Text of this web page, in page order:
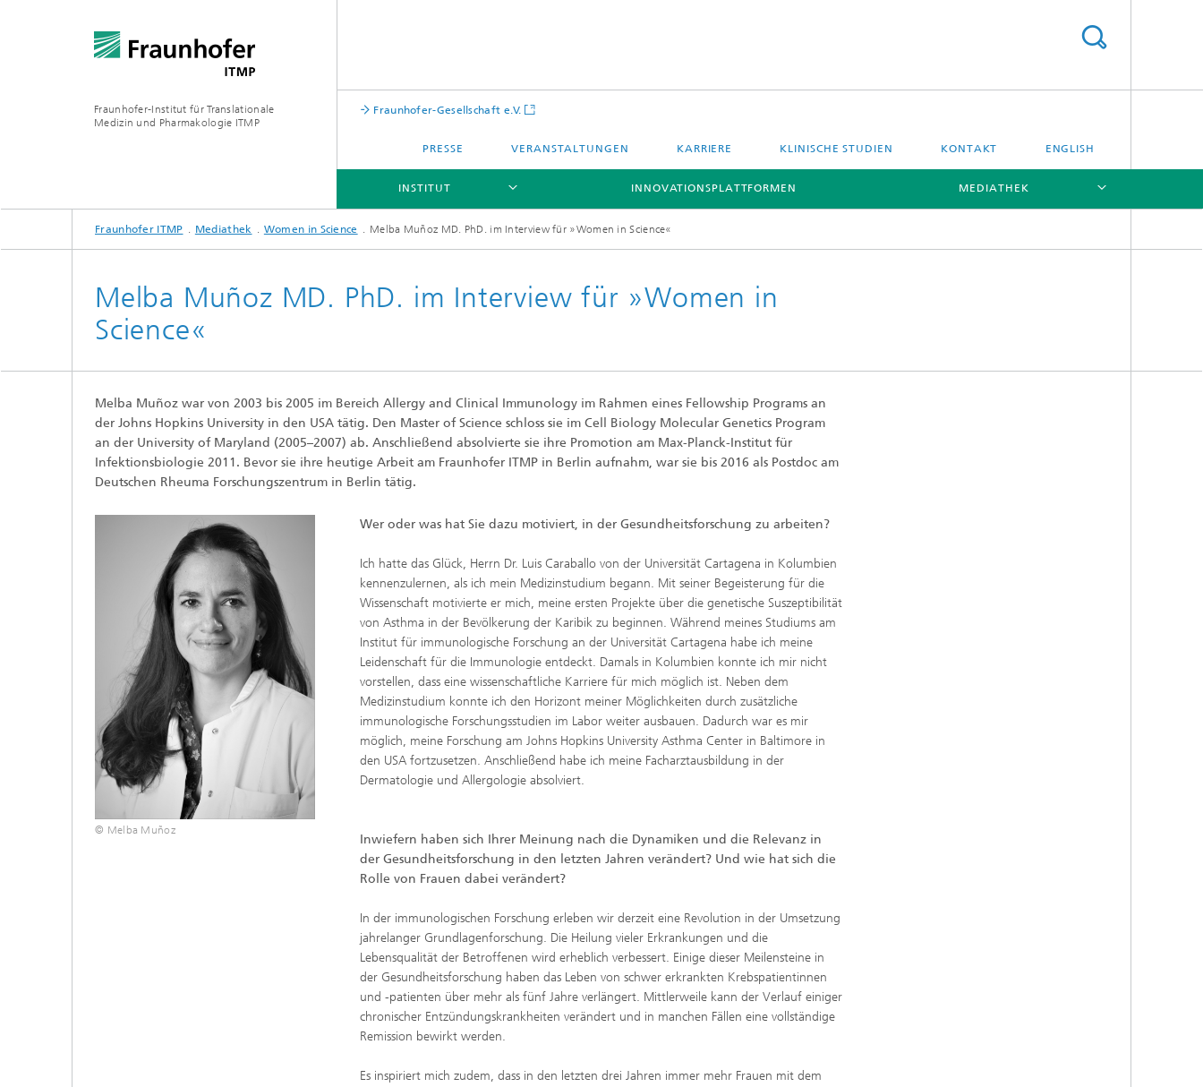
Fraunhofer-Institut für Translationale
Medizin und Pharmakologie ITMP
Fraunhofer-Gesellschaft e.V.
PRESSE VERANSTALTUNGEN KARRIERE KLINISCHE STUDIEN KONTAKT ENGLISH
INSTITUT
INSTITUT
Standort Göttingen
INNOVATIONSPLATTFORMEN MEDIATHEK
MEDIATHEK
Fraunhofer ITMP Mediathek Women in Science Melba Muñoz MD. PhD. im Interview für »Women in Science«
Melba Muñoz MD. PhD. im Interview für »Women in
Science«
Melba Muñoz war von 2003 bis 2005 im Bereich Allergy and Clinical Immunology im Rahmen eines Fellowship Programs an
der Johns Hopkins University in den USA tätig. Den Master of Science schloss sie im Cell Biology Molecular Genetics Program
an der University of Maryland (2005–2007) ab. Anschließend absolvierte sie ihre Promotion am Max-Planck-Institut für
Infektionsbiologie 2011. Bevor sie ihre heutige Arbeit am Fraunhofer ITMP in Berlin aufnahm, war sie bis 2016 als Postdoc am
Deutschen Rheuma Forschungszentrum in Berlin tätig.
© Melba Muñoz
Wer oder was hat Sie dazu motiviert, in der Gesundheitsforschung zu arbeiten?
Ich hatte das Glück, Herrn Dr. Luis Caraballo von der Universität Cartagena in Kolumbien
kennenzulernen, als ich mein Medizinstudium begann. Mit seiner Begeisterung für die
Wissenschaft motivierte er mich, meine ersten Projekte über die genetische Suszeptibilität
von Asthma in der Bevölkerung der Karibik zu beginnen. Während meines Studiums am
Institut für immunologische Forschung an der Universität Cartagena habe ich meine
Leidenschaft für die Immunologie entdeckt. Damals in Kolumbien konnte ich mir nicht
vorstellen, dass eine wissenschaftliche Karriere für mich möglich ist. Neben dem
Medizinstudium konnte ich den Horizont meiner Möglichkeiten durch zusätzliche
immunologische Forschungsstudien im Labor weiter ausbauen. Dadurch war es mir
möglich, meine Forschung am Johns Hopkins University Asthma Center in Baltimore in
den USA fortzusetzen. Anschließend habe ich meine Facharztausbildung in der
Dermatologie und Allergologie absolviert.
Inwiefern haben sich Ihrer Meinung nach die Dynamiken und die Relevanz in
der Gesundheitsforschung in den letzten Jahren verändert? Und wie hat sich die
Rolle von Frauen dabei verändert?
In der immunologischen Forschung erleben wir derzeit eine Revolution in der Umsetzung
jahrelanger Grundlagenforschung. Die Heilung vieler Erkrankungen und die
Lebensqualität der Betroffenen wird erheblich verbessert. Einige dieser Meilensteine in
der Gesundheitsforschung haben das Leben von schwer erkrankten Krebspatientinnen
und -patienten über mehr als fünf Jahre verlängert. Mittlerweile kann der Verlauf einiger
chronischer Entzündungskrankheiten verändert und in manchen Fällen eine vollständige
Remission bewirkt werden.
Es inspiriert mich zudem, dass in den letzten drei Jahren immer mehr Frauen mit dem